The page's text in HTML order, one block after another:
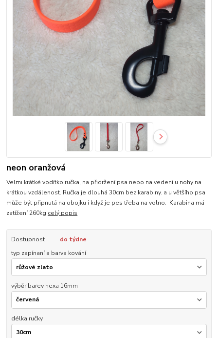
neon oranžová
Velmi krátké vodítko ručka, na přidržení psa nebo na vedení u nohy na
krátkou vzdálenost. Ručka je dlouhá 30cm bez karabiny. a u většího psa
může být připnutá na obojku i když je pes třeba na volno. Karabina má
zatížení 260kg celý popis
Dostupnost
do týdne
typ zapínaní a barva kování
výběr barev hexa 16mm
délka ručky